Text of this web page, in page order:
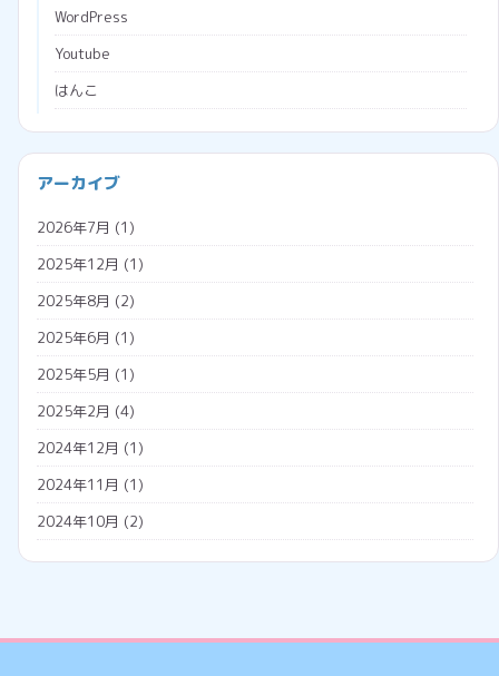
WordPress
Youtube
はんこ
ブラウザ
メタバース
広告収入
会社経営
勤怠管理システム
名義変更
税金
調査票
外国人雇用
外国人の年金
外国人の雇用方法
技人国
技能実習日誌
アーカイブ
2026年7月 (1)
2025年12月 (1)
2025年8月 (2)
2025年6月 (1)
2025年5月 (1)
2025年2月 (4)
2024年12月 (1)
2024年11月 (1)
2024年10月 (2)
2024年7月(1)